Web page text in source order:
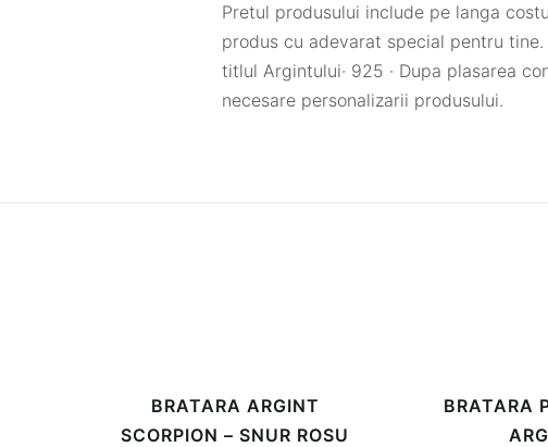
Pretul produsului include pe langa
produs cu adevarat special pentru
titlul Argintului· 925 · Dupa plasarea
necesare personalizarii produsului.
BRATARA ARGINT
SCORPION – SNUR ROSU
BRATARA